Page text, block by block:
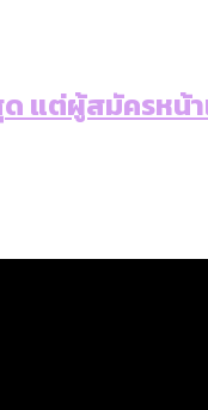
แต่ผู้สมัครห